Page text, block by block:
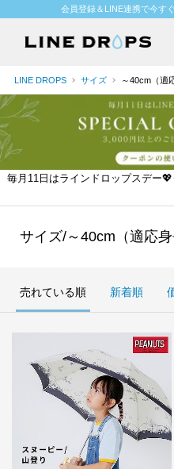
会員登録＆LINE連携で今す
LINE DROPS サイズ ～40cm（適
毎月11日はラインドロップスデー
サイズ/～40cm（適応
売れている順 新着順